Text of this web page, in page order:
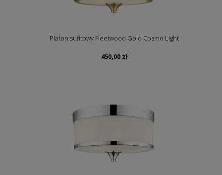
Plafon sufitowy Fleetwood Gold Cosmo Light
450,00 zł